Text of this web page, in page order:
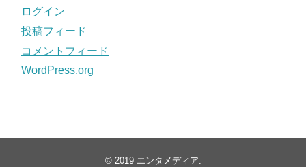
ログイン
投稿フィード
コメントフィード
WordPress.org
© 2019 エンタメディア.